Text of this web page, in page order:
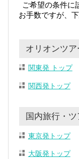
ご希望の条件に
お手数ですが、
オリオンツ
関東発 トップ
関西発トップ
国内旅行・
東京発トップ
大阪発トップ